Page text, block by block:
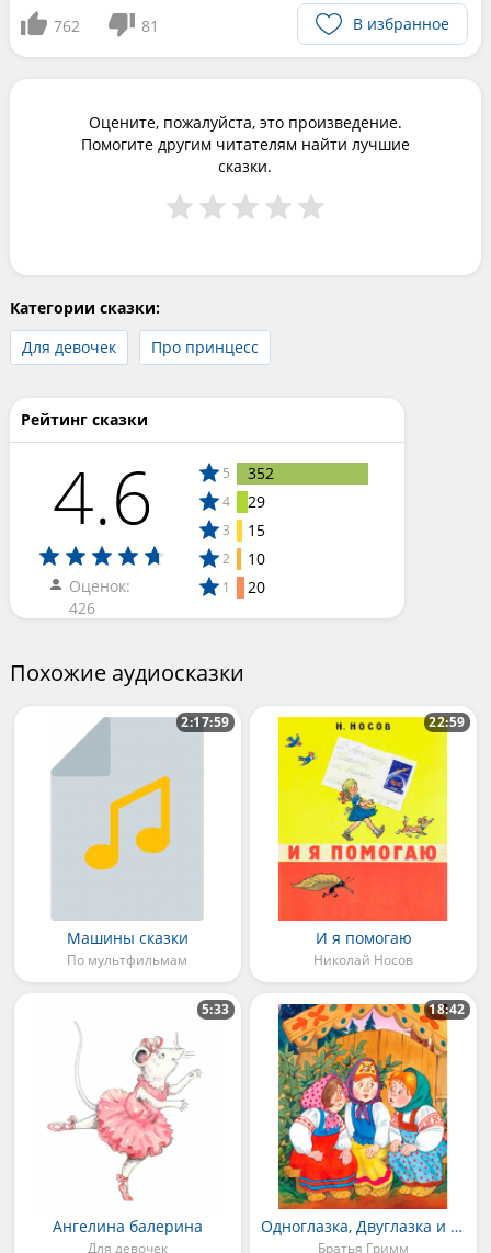
762 81 В избранное
Оцените, пожалуйста, это произведение.
Помогите другим читателям найти лучшие
сказки.
Категории сказки:
Для девочек
Про принцесс
Рейтинг сказки
4.6
Оценок:
426
5 352
4 29
3 15
2 10
1 20
Похожие аудиосказки
Машины сказки
По мультфильмам
2:17:59
И я помогаю
Николай Носов
22:59
Ангелина балерина
Для девочек
5:33
Одноглазка, Двуглазка и Трехглазка
Братья Гримм
18:42